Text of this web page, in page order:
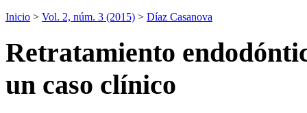
Inicio > Vol. 2, núm. 3 (2015) > Díaz Casanova
Retratamiento
un caso clínico